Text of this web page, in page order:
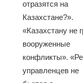
отразятся на
Казахстане?».
«Казахстану не
вооруженные
конфликты».
управленцев не